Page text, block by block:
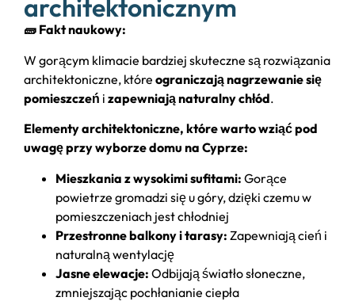
architektonicznym
🧱 Fakt naukowy:
W gorącym klimacie bardziej skuteczne są rozwiązania
architektoniczne, które ograniczają nagrzewanie się
pomieszczeń i zapewniają naturalny chłód.
Elementy architektoniczne, które warto wziąć pod
uwagę przy wyborze domu na Cyprze:
Mieszkania z wysokimi sufitami: Gorące
powietrze gromadzi się u góry, dzięki czemu w
pomieszczeniach jest chłodniej
Przestronne balkony i tarasy: Zapewniają cień i
naturalną wentylację
Jasne elewacje: Odbijają światło słoneczne,
zmniejszając pochłanianie ciepła